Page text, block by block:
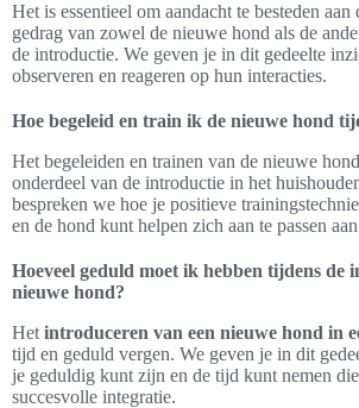
Het is essentieel om aandacht te besteden aan
gedrag van zowel de nieuwe hond als de
de introductie. We geven je in dit gedeelte
observeren en reageren op hun interacties.
Hoe begeleid en train ik de nieuwe hond
Het begeleiden en trainen van de nieuwe
onderdeel van de introductie in het
bespreken we hoe je positieve
en de hond kunt helpen zich aan te passen
Hoeveel geduld moet ik hebben tijdens de
nieuwe hond?
Het introduceren van een nieuwe hond in
tijd en geduld vergen. We geven je in dit
je geduldig kunt zijn en de tijd kunt nemen
succesvolle integratie.